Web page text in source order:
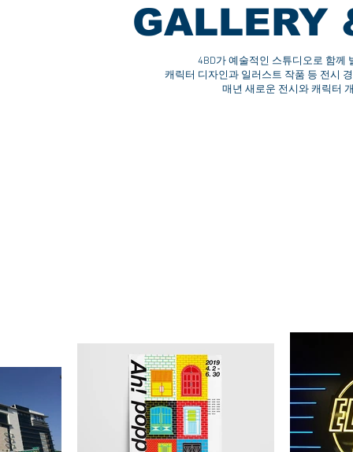
GALLERY
4BD가 예술적인 스튜디오로 함께
캐릭터 디자인과 일러스트 작품 등 전시
매년 새로운 전시와 캐릭터